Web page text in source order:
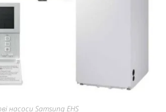
насоси Samsung EHS